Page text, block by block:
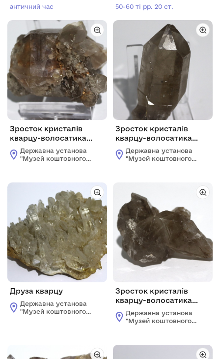
обласний
античний час
історико -
краєзнавчий музей"
Татарбунарської
міської ради
50-60 ті рр. 20 ст.
Зросток кристалів
кварцу-волосатика
(димчастого кварцу з
включеннями рутилу)
Державна установа
"Музей коштовного і
Зросток кристалів
кварцу-волосатика
(димчастого кварцу з
включеннями рутилу)
Державна установа
"Музей коштовного і
Друза кварцу
Державна установа
"Музей коштовного і
Зросток кристалів
кварцу-волосатика
(димчастого кварцу з
включеннями рутилу)
Державна установа
"Музей коштовного і